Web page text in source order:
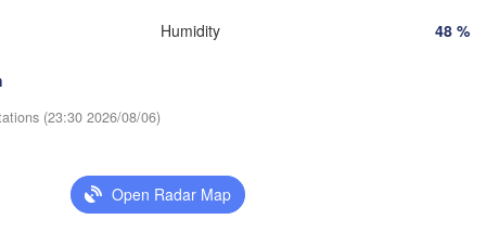
Humidity 48 %
(23:30 2026/08/06)
Open Radar Map
(Kyiv)
(Homieĺ)